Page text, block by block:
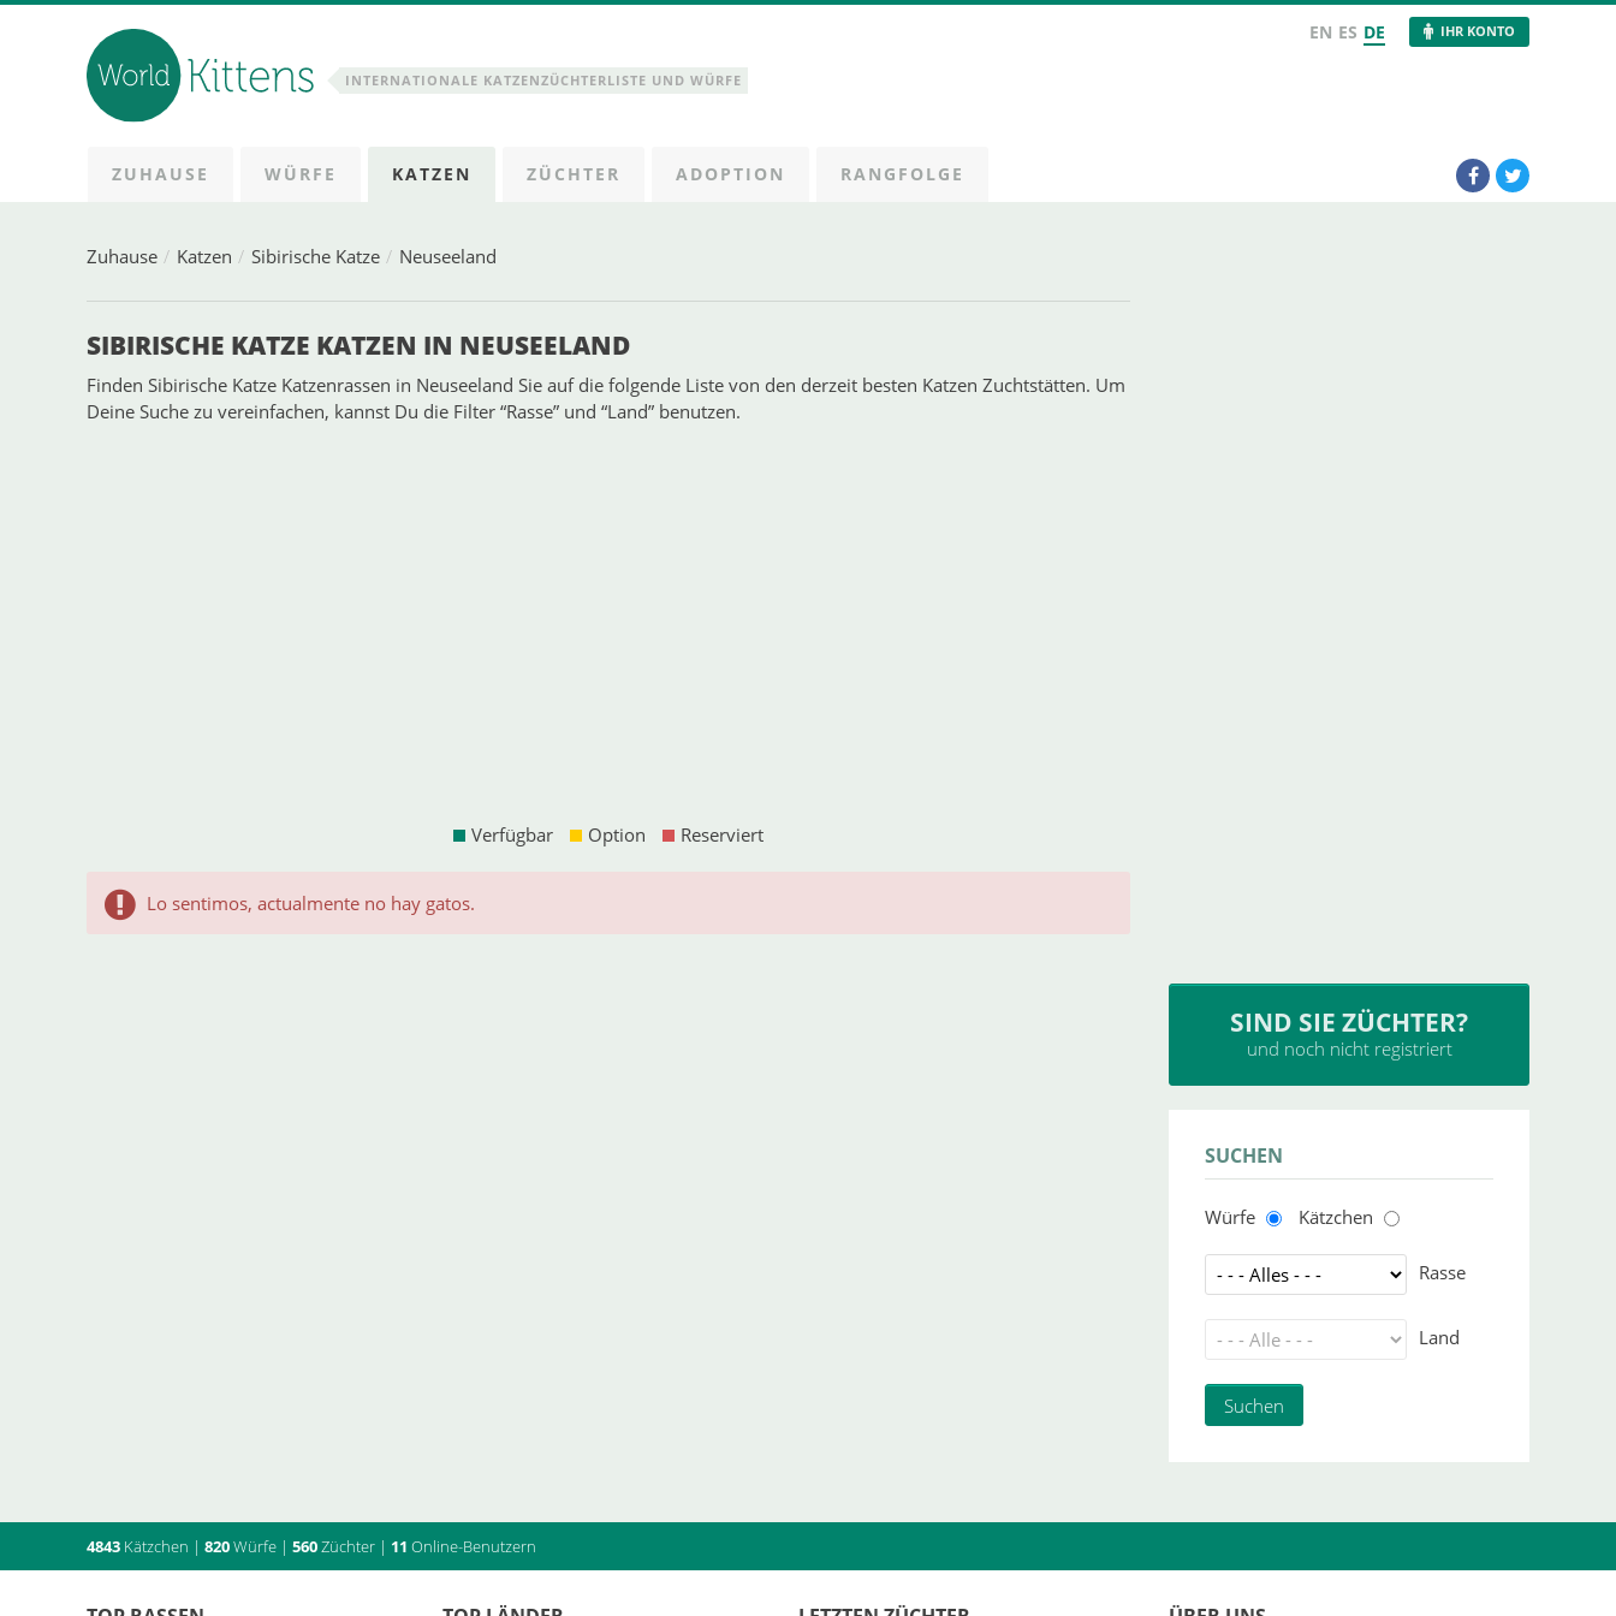
INTERNATIONALE KATZENZÜCHTERLISTE UND WÜRFE
EN ES DE IHR KONTO
ZUHAUSE WÜRFE KATZEN ZÜCHTER ADOPTION RANGFOLGE
Zuhause Katzen Sibirische Katze Neuseeland
SIBIRISCHE KATZE KATZEN IN NEUSEELAND
Finden Sibirische Katze Katzenrassen in Neuseeland Sie auf die folgende Liste von den derzeit besten Katzen Zuchtstätten. Um
Deine Suche zu vereinfachen, kannst Du die Filter “Rasse” und “Land” benutzen.
Verfügbar Option Reserviert
Lo sentimos, actualmente no hay gatos.
SIND SIE ZÜCHTER?
und noch nicht registriert
SUCHEN
Würfe Kätzchen
Rasse
Land
4843 Kätzchen | 820Würfe | 560Züchter | 11 Online-Benutzern